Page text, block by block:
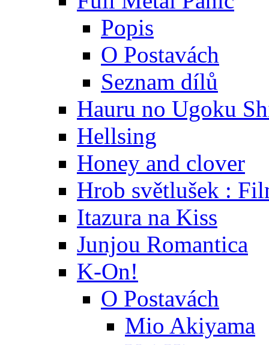
Popis
O Postavách
Seznam dílů
Hauru no Ugoku
Hellsing
Honey and clover
Hrob světlušek :
Itazura na Kiss
Junjou Romantica
K-On!
O Postavách
Mio Akiyama